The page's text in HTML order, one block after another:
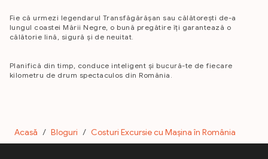
Fie că urmezi legendarul Transfăgărășan sau călătorești de-a
lungul coastei Mării Negre, o bună pregătire îți garantează o
călătorie lină, sigură și de neuitat.
Planifică din timp, conduce inteligent și bucură-te de fiecare
kilometru de drum spectaculos din România.
Acasă / Bloguri / Costuri Excursie cu Mașina în România